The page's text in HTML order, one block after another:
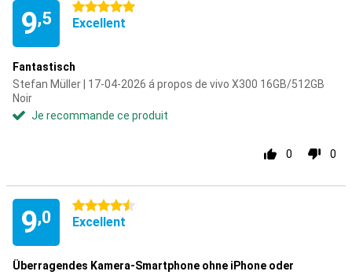
9,5
5 étoiles
Excellent
Fantastisch
Stefan Müller | 17-04-2026 á propos de vivo X300 16GB/512GB
Noir
Je recommande ce produit
0 0
9,0
4.5 étoiles
Excellent
Überragendes Kamera-Smartphone ohne iPhone oder